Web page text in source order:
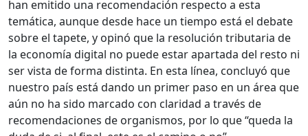
han emitido una recomendación respecto a esta
temática, aunque desde hace un tiempo está el debate
sobre el tapete, y opinó que la resolución tributaria de
la economía digital no puede estar apartada del resto ni
ser vista de forma distinta. En esta línea, concluyó que
nuestro país está dando un primer paso en un área que
aún no ha sido marcado con claridad a través de
recomendaciones de organismos, por lo que “queda la